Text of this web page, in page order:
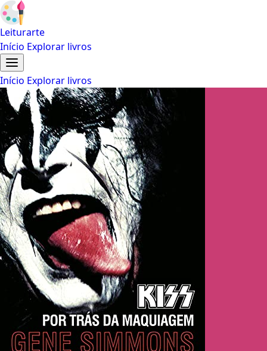
Leiturarte
Início Explorar livros
Início Explorar livros